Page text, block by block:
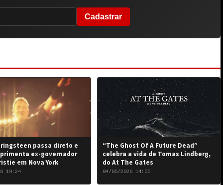
Cadastrar
passa direto e
ex-governador
em Nova York
19:24
“The Ghost Of A Future Dead”
celebra a vida de Tomas Lindberg,
do At The Gates
04/05/2026 14:05